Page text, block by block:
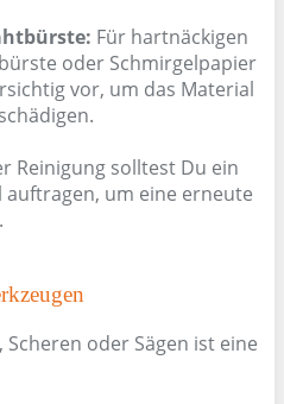
Für hartnäckigen
oder Schmirgelpapier
vor, um das Material
Reinigung solltest Du ein
um eine erneute
Scheren oder Sägen ist eine